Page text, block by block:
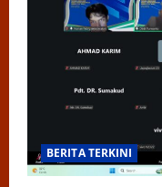
BERITA TERKINI